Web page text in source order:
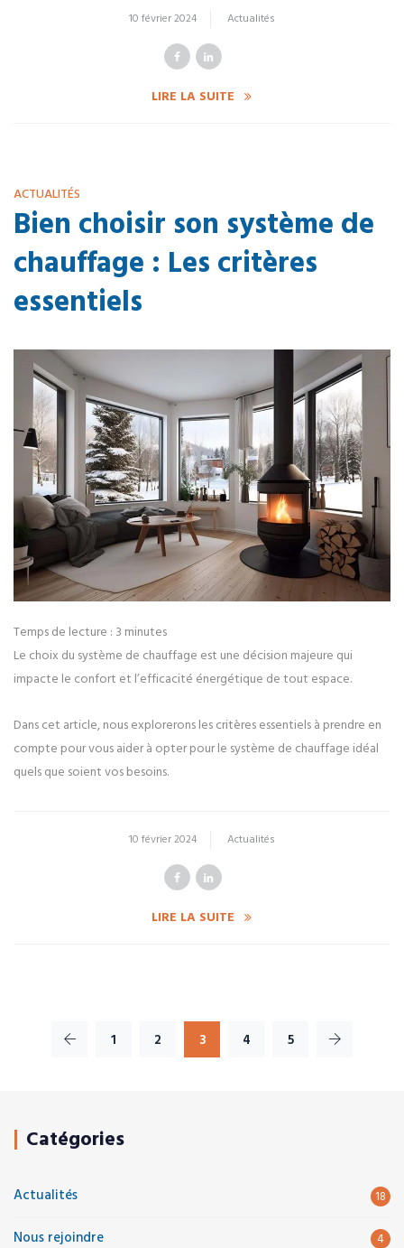
10 février 2024 Actualités
LIRE LA SUITE
ACTUALITÉS
Bien choisir son système de
chauffage : Les critères
essentiels
Temps de lecture : 3 minutes
Le choix du système de chauffage est une décision majeure qui
impacte le confort et l’efficacité énergétique de tout espace.
Dans cet article, nous explorerons les critères essentiels à prendre en
compte pour vous aider à opter pour le système de chauffage idéal
quels que soient vos besoins.
10 février 2024 Actualités
LIRE LA SUITE
1 2 3 4 5
Catégories
Actualités 18
Nous rejoindre 4